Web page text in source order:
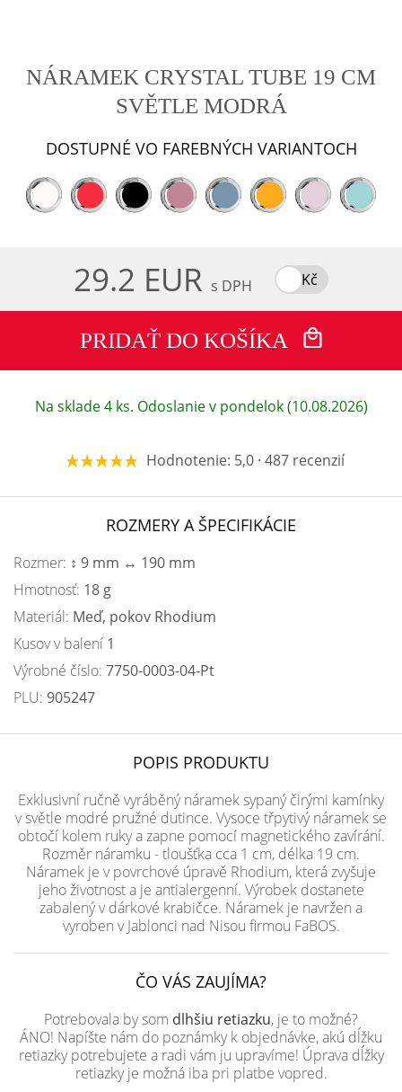
NÁRAMEK CRYSTAL TUBE 19 CM
SVĚTLE MODRÁ
DOSTUPNÉ VO FAREBNÝCH VARIANTOCH
29.2 EUR s DPH Kč
PRIDAŤ DO KOŠÍKA
Na sklade 4 ks. Odoslanie v pondelok (10.08.2026)
Hodnotenie: 5,0 · 487 recenzií
ROZMERY A ŠPECIFIKÁCIE
Rozmer: ↕ 9 mm ↔ 190 mm
Hmotnosť: 18 g
Materiál: Meď, pokov Rhodium
Kusov v balení 1
Výrobné číslo: 7750-0003-04-Pt
PLU: 905247
POPIS PRODUKTU
Exklusivní ručně vyráběný náramek sypaný čirými kamínky
v světle modré pružné dutince. Vysoce třpytivý náramek se
obtočí kolem ruky a zapne pomocí magnetického zavírání.
Rozměr náramku - tloušťka cca 1 cm, délka 19 cm.
Náramek je v povrchové úpravě Rhodium, která zvyšuje
jeho životnost a je antialergenní. Výrobek dostanete
zabalený v dárkové krabičce. Náramek je navržen a
vyroben v Jablonci nad Nisou firmou FaBOS.
ČO VÁS ZAUJÍMA?
Potrebovala by som dlhšiu retiazku, je to možné?
ÁNO! Napíšte nám do poznámky k objednávke, akú dĺžku
retiazky potrebujete a radi vám ju upravíme! Úprava dĺžky
retiazky je možná iba pri platbe vopred.